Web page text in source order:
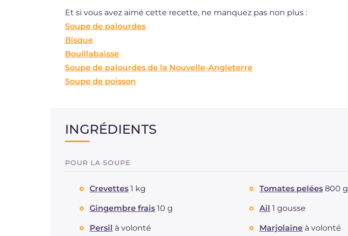
Et si vous avez aimé cette recette, ne manquez pas non plus :
Soupe de palourdes
Bisque
Bouillabaisse
Soupe de palourdes de la Nouvelle-Angleterre
Soupe de poisson
INGRÉDIENTS
POUR LA SOUPE
Crevettes 1 kg Tomates pelées 800 g
Gingembre frais 10 g Ail 1 gousse
Persil à volonté Marjolaine à volonté